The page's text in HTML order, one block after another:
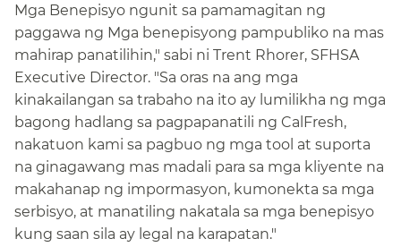
Mga Benepisyo ngunit sa pamamagitan ng
paggawa ng Mga benepisyong pampubliko na mas
mahirap panatilihin," sabi ni Trent Rhorer, SFHSA
Executive Director. "Sa oras na ang mga
kinakailangan sa trabaho na ito ay lumilikha ng mga
bagong hadlang sa pagpapanatili ng CalFresh,
nakatuon kami sa pagbuo ng mga tool at suporta
na ginagawang mas madali para sa mga kliyente na
makahanap ng impormasyon, kumonekta sa mga
serbisyo, at manatiling nakatala sa mga benepisyo
kung saan sila ay legal na karapatan."​​